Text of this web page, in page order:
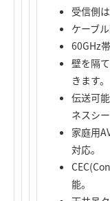
受信側
ケーブ
60GHz
壁を隔
きます。
伝送可
ネスシ
家庭用
対応。
能。